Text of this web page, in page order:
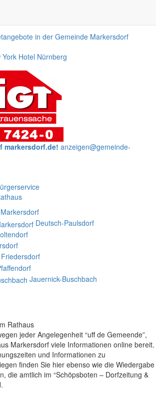
York Hotel Nürnberg
markersdorf.de! anzeigen@gemeinde-
Markersdorf
Deutsch-Paulsdorf
Friedersdorf
Jauernick-Buschbach
Rathaus
jeder Angelegenheit “uff de Gemeende”,
Markersdorf viele Informationen online bereit.
und Informationen zu
finden Sie hier ebenso wie die Wiedergabe
die amtlich im “Schöpsboten – Dorfzeitung &